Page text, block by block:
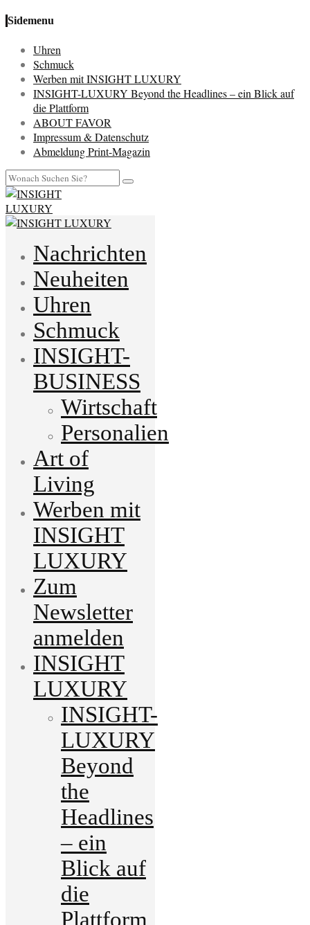
Sidemenu
Uhren
Schmuck
Werben mit INSIGHT LUXURY
INSIGHT-LUXURY Beyond the Headlines – ein Blick auf
die Plattform
ABOUT FAVOR
Impressum & Datenschutz
Abmeldung Print-Magazin
Nachrichten
Neuheiten
Uhren
Schmuck
INSIGHT-
BUSINESS
Wirtschaft
Personalien
Art of
Living
Werben mit
INSIGHT
LUXURY
Zum
Newsletter
anmelden
INSIGHT
LUXURY
INSIGHT-
LUXURY
Beyond
the
Headlines
– ein
Blick auf
die
Plattform